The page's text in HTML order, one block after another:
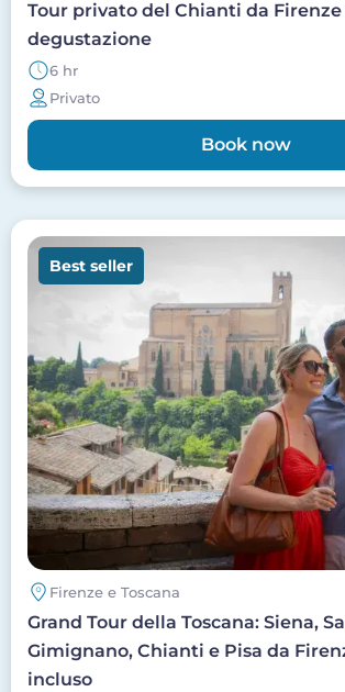
Tour privato del Chianti da
degustazione
6 hr
Privato
Book now
Image
Best seller
Firenze e Toscana
Grand Tour della Toscana: Siena,
Gimignano, Chianti e Pisa da
incluso